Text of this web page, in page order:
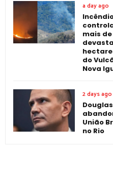
a day ago
mais de
do
Nova
2 days ago
União
no Rio